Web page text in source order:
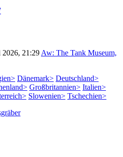
21:29 Aw: The Tank Museum,
Dänemark> Deutschland>
Großbritannien> Italien>
Slowenien> Tschechien>